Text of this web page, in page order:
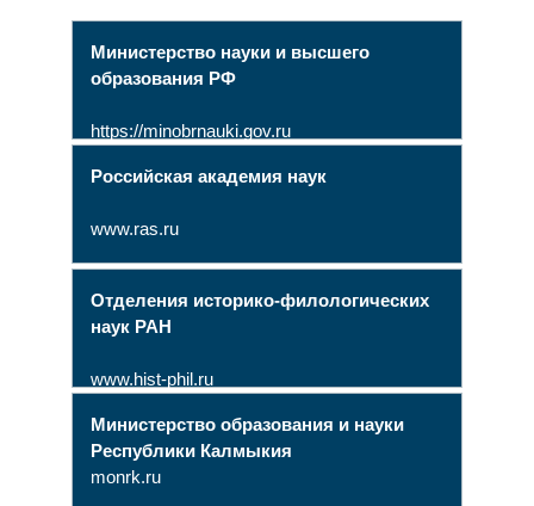
Министерство науки и высшего
образования РФ
https://minobrnauki.gov.ru
Российская академия наук
www.ras.ru
Отделения историко-филологических
наук РАН
www.hist-phil.ru
Министерство образования и науки
Республики Калмыкия
monrk.ru